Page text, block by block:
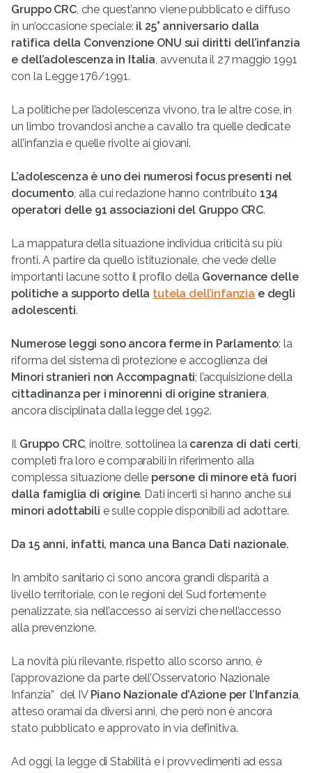
Gruppo CRC, che quest’anno viene pubblicato e diffuso
in un’occasione speciale: il 25° anniversario dalla
ratifica della Convenzione ONU sui diritti dell’infanzia
e dell’adolescenza in Italia , avvenuta il 27 maggio 1991
con la Legge 176/1991.
La politiche per l’adolescenza vivono, tra le altre cose, in
un limbo trovandosi anche a cavallo tra quelle dedicate
all’infanzia e quelle rivolte ai giovani.
L’adolescenza è uno dei numerosi focus presenti nel
documento , alla cui redazione hanno contribuito 134
operatori delle 91 associazioni del Gruppo CRC.
La mappatura della situazione individua criticità su più
fronti. A partire da quello istituzionale, che vede delle
importanti lacune sotto il profilo della Governance delle
politiche a supporto della tutela dell’infanzia e degli
adolescenti.
Numerose leggisono ancora ferme in Parlamento: la
riforma del sistema di protezione e accoglienza dei
Minori stranieri non Accompagnati; l’acquisizione della
cittadinanza per i minorenni di origine straniera
ancora disciplinata dalla legge del 1992.
Il Gruppo CRC, inoltre, sottolinea la carenza di dati certi
completi fra loro e comparabili in riferimento alla
complessa situazione delle persone di minore età fuori
dalla famiglia di origine. Dati incerti si hanno anche sui
minori adottabili e sulle coppie disponibili ad adottare.
Da 15 anni, infatti, manca una Banca Dati nazionale.
In ambito sanitario ci sono ancora grandi disparità a
livello territoriale, con le regioni del Sud fortemente
penalizzate, sia nell’accesso ai servizi che nell’accesso
alla prevenzione.
La novità più rilevante, rispetto allo scorso anno, è
l’approvazione da parte dell’Osservatorio Nazionale
Infanzia” del IV Piano Nazionale d’Azione per l’Infanzia
atteso oramai da diversi anni, che però non è ancora
stato pubblicato e approvato in via definitiva.
Ad oggi, la legge di Stabilità e i provvedimenti ad essa